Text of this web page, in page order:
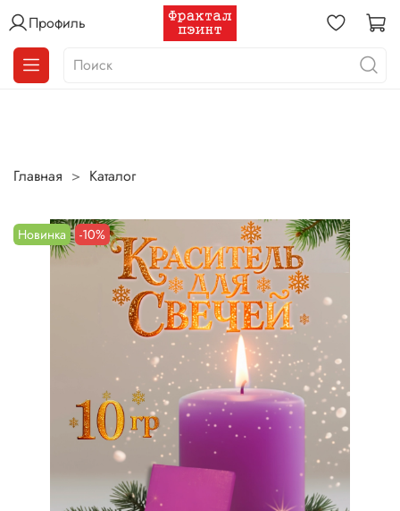
Профиль
Главная Каталог
Новинка -10%